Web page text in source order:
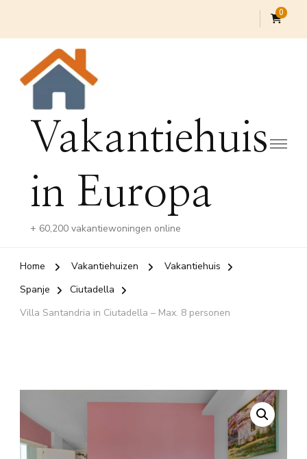
0
Vakantiehuis
in Europa
+ 60,200 vakantiewoningen online
Home Vakantiehuizen
Vakantiehuis
Spanje
Ciutadella
Villa Santandria in Ciutadella – Max. 8 personen